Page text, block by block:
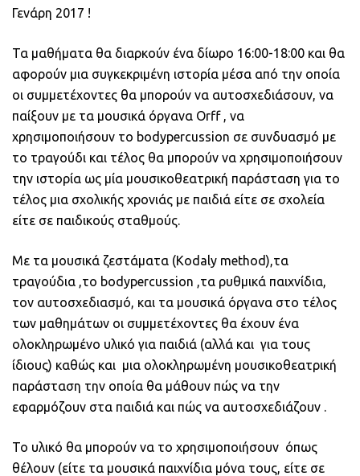
Γενάρη 2017 !
Τα μαθήματα θα διαρκούν ένα δίωρο 16:00-18:00 και θα
αφορούν μια συγκεκριμένη ιστορία μέσα από την οποία
οι συμμετέχοντες θα μπορούν να αυτοσχεδιάσουν, να
παίξουν με τα μουσικά όργανα Orff , να
χρησιμοποιήσουν το bodypercussion σε συνδυασμό με
το τραγούδι και τέλος θα μπορούν να χρησιμοποιήσουν
την ιστορία ως μία μουσικοθεατρική παράσταση για το
τέλος μια σχολικής χρονιάς με παιδιά είτε σε σχολεία
είτε σε παιδικούς σταθμούς.
Με τα μουσικά ζεστάματα (Kodaly method),τα
τραγούδια ,το bodypercussion ,τα ρυθμικά παιχνίδια,
τον αυτοσχεδιασμό, και τα μουσικά όργανα στο τέλος
των μαθημάτων οι συμμετέχοντες θα έχουν ένα
ολοκληρωμένο υλικό για παιδιά (αλλά και για τους
ίδιους) καθώς και μια ολοκληρωμένη μουσικοθεατρική
παράσταση την οποία θα μάθουν πώς να την
εφαρμόζουν στα παιδιά και πώς να αυτοσχεδιάζουν .
Το υλικό θα μπορούν να το χρησιμοποιήσουν όπως
θέλουν (είτε τα μουσικά παιχνίδια μόνα τους, είτε σε